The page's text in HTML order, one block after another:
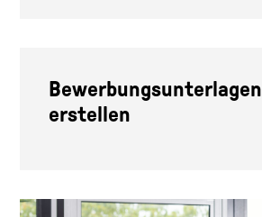
Bewerbungsunterlagen
erstellen